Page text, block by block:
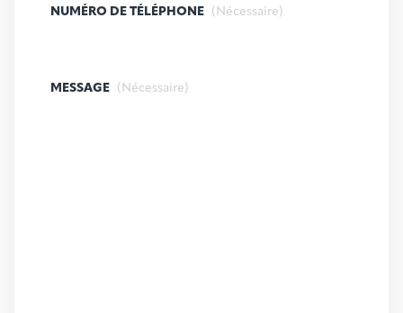
NUMÉRO DE TÉLÉPHONE (Nécessaire)
MESSAGE (Nécessaire)